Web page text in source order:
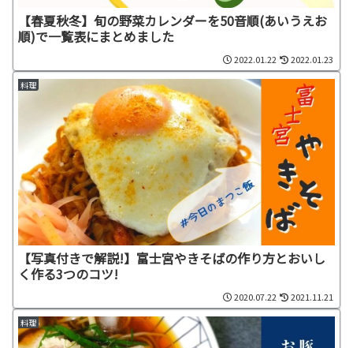
【春夏秋冬】旬の野菜カレンダーを50音順(あいうえお
順)で一覧表にまとめました
2022.01.22 2022.01.23
料理
【写真付きで解説!】富士宮やきそばの作り方とおいし
く作る3つのコツ!
2020.07.22 2021.11.21
料理